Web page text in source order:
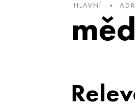
HLAVNÍ